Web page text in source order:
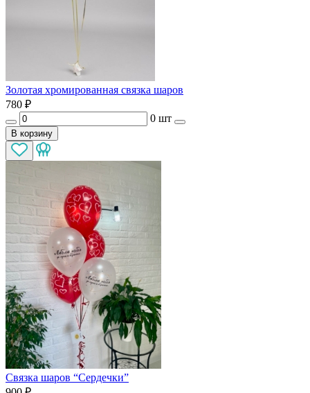
Золотая хромированная связка шаров
780 ₽
0 шт
В корзину
Связка шаров “Сердечки”